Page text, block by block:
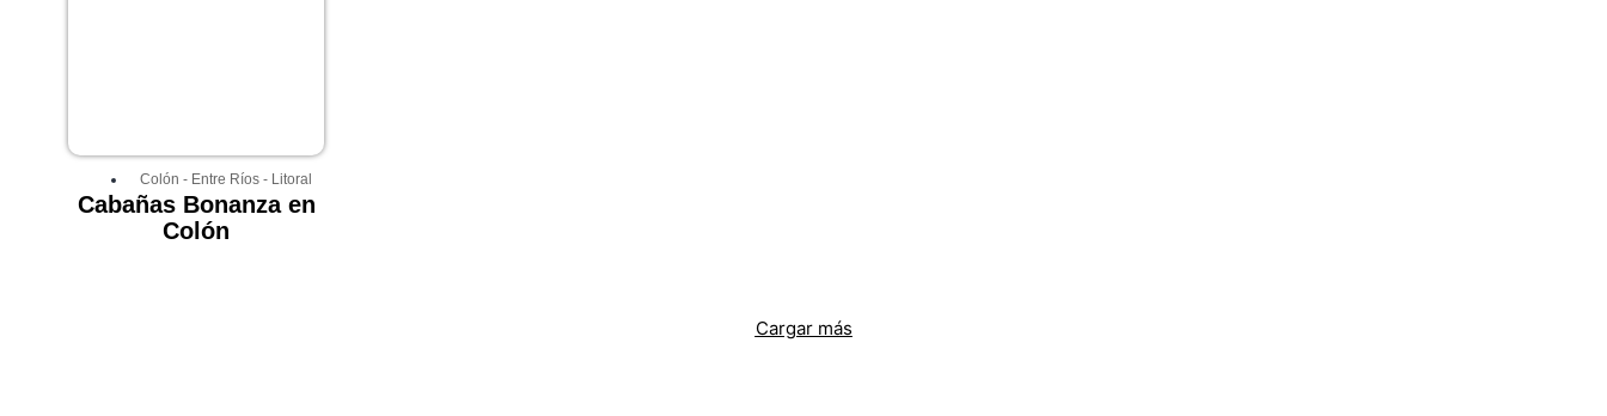
Colón - Entre Ríos - Litoral
Cabañas Bonanza en
Colón
Cargar más